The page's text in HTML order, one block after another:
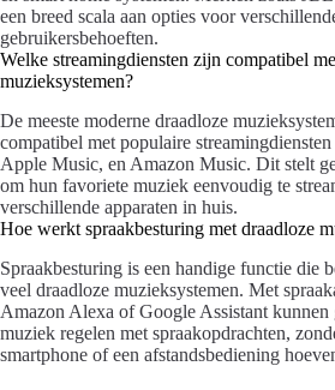
een breed scala aan opties voor
gebruikersbehoeften.
Welke streamingdiensten zijn compatibel
muzieksystemen?
De meeste moderne draadloze
compatibel met populaire
Apple Music, en Amazon Music. Dit stelt
om hun favoriete muziek eenvoudig te
verschillende apparaten in huis.
Hoe werkt spraakbesturing met draadloze
Spraakbesturing is een handige functie die
veel draadloze muzieksystemen. Met
Amazon Alexa of Google Assistant kunnen
muziek regelen met spraakopdrachten,
smartphone of een afstandsbediening